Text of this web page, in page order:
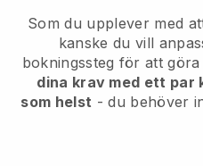
Som du upplever med
kanske du vill
bokningssteg för att
dina krav med ett par
som helst - du behöver